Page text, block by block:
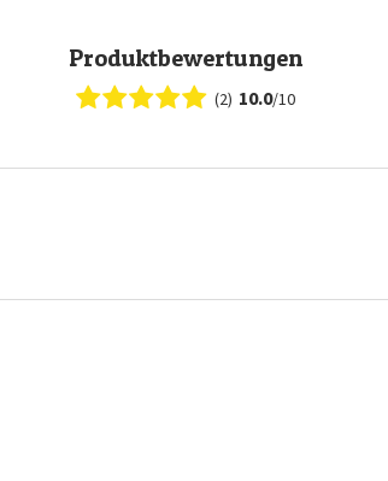
Produktbewertungen
(2) 10.0/10